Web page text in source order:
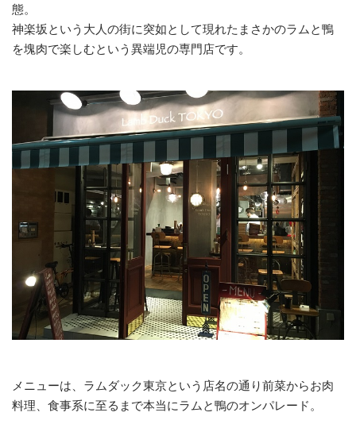
態。
神楽坂という大人の街に突如として現れたまさかのラムと鴨
を塊肉で楽しむという異端児の専門店です。
メニューは、ラムダック東京という店名の通り前菜からお肉
料理、食事系に至るまで本当にラムと鴨のオンパレード。